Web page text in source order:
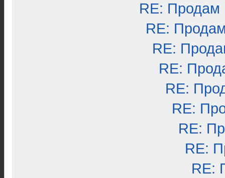
RE: Продам
RE:
RE:
RE:
RE:
RE:
RE:
RE:
RE: